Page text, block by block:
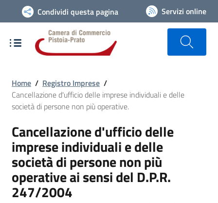
Vai alla navigazione del sito
Condividi questa pagina Servizi online
Home / Registro Imprese /
Cancellazione d'ufficio delle imprese individuali e delle
società di persone non più operative.
Cancellazione d'ufficio delle
imprese individuali e delle
società di persone non più
operative ai sensi del D.P.R.
247/2004